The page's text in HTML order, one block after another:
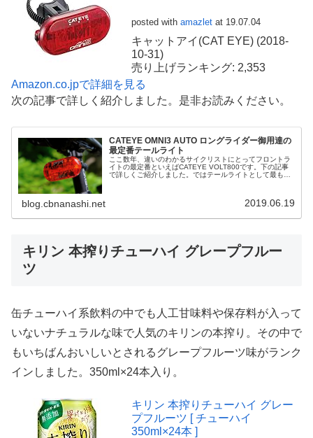
posted with amazlet at 19.07.04
キャットアイ(CAT EYE) (2018-
10-31)
売り上げランキング: 2,353
Amazon.co.jpで詳細を見る
次の記事で詳しく紹介しました。是非お読みください。
CATEYE OMNI3 AUTO ロングライダー御用達の
最定番テールライト
ここ数年、違いのわかるサイクリストにとってフロントラ
イトの最定番といえばCATEYE VOLT800です。下の記事
で詳しくご紹介しました。ではテールライトとして最も高
blog.cbnanashi.net 2019.06.19
キリン 本搾りチューハイ グレープフルー
ツ
缶チューハイ系飲料の中でも人工甘味料や保存料が入って
いないナチュラルな味で人気のキリンの本搾り。その中で
もいちばんおいしいとされるグレープフルーツ味がランク
インしました。350ml×24本入り。
キリン 本搾りチューハイ グレー
プフルーツ [ チューハイ
350ml×24本 ]